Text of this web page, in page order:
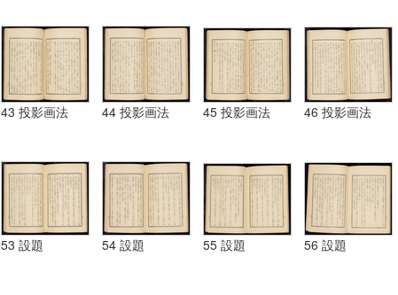
43 投影画法 44 投影画法 45 投影画法 46 投影画法
53 設題 54 設題 55 設題 56 設題